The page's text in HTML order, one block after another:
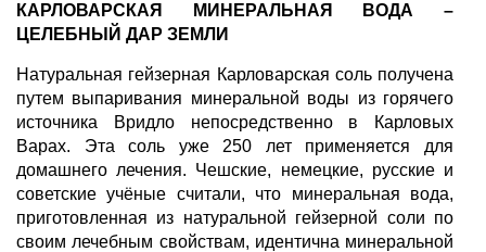
КАРЛОВАРСКАЯ МИНЕРАЛЬНАЯ ВОДА –
ЦЕЛЕБНЫЙ ДАР ЗЕМЛИ
Натуральная гейзерная Карловарская соль получена
путем выпаривания минеральной воды из горячего
источника Вридло непосредственно в Карловых
Варах. Эта соль уже 250 лет применяется для
домашнего лечения. Чешские, немецкие, русские и
советские учёные считали, что минеральная вода,
приготовленная из натуральной гейзерной соли по
своим лечебным свойствам, идентична минеральной